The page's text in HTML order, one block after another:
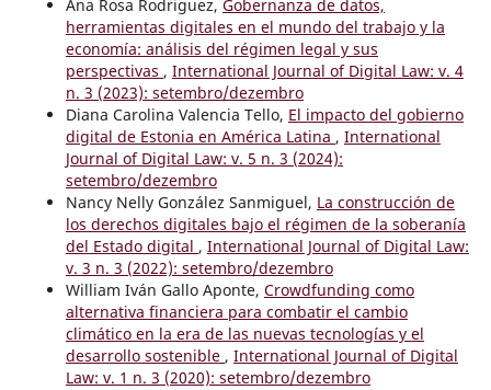
Ana Rosa Rodriguez, Gobernanza de datos,
herramientas digitales en el mundo del trabajo y la
economía: análisis del régimen legal y sus
perspectivas , International Journal of Digital Law: v. 4
n. 3 (2023): setembro/dezembro
Diana Carolina Valencia Tello, El impacto del gobierno
digital de Estonia en América Latina , International
Journal of Digital Law: v. 5 n. 3 (2024):
setembro/dezembro
Nancy Nelly González Sanmiguel, La construcción de
los derechos digitales bajo el régimen de la soberanía
del Estado digital , International Journal of Digital Law:
v. 3 n. 3 (2022): setembro/dezembro
William Iván Gallo Aponte, Crowdfunding como
alternativa financiera para combatir el cambio
climático en la era de las nuevas tecnologías y el
desarrollo sostenible , International Journal of Digital
Law: v. 1 n. 3 (2020): setembro/dezembro